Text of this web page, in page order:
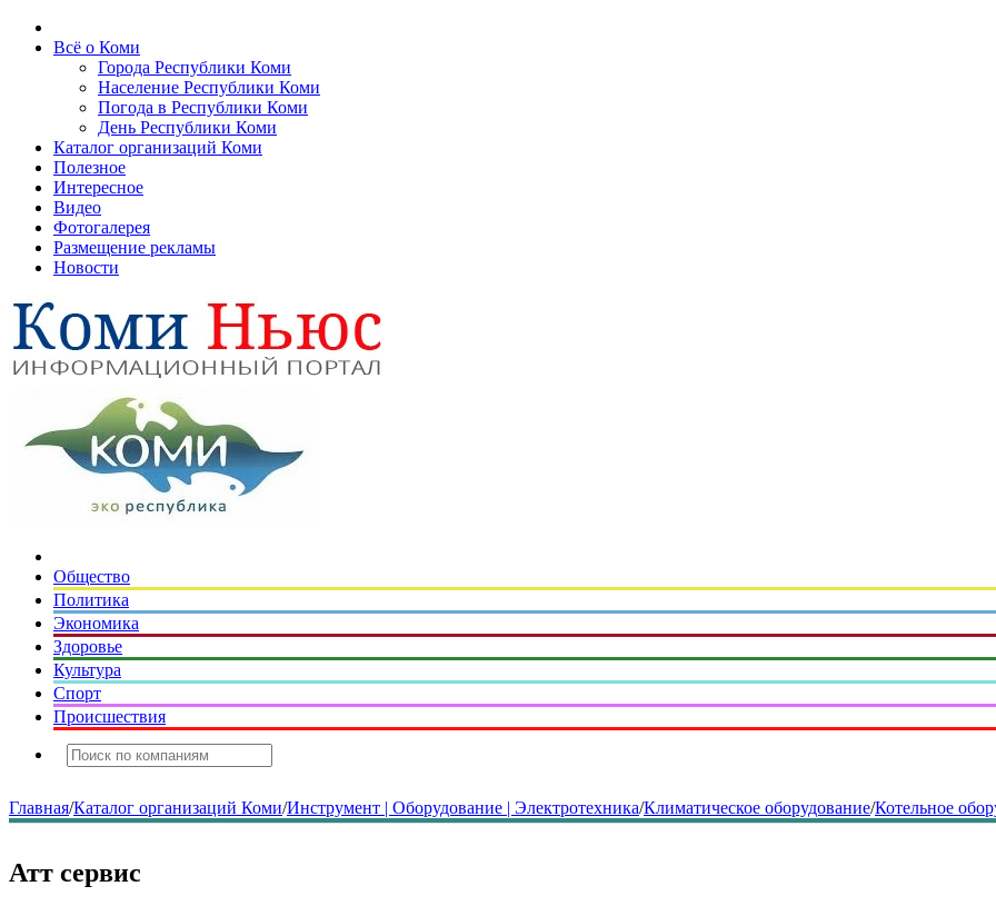
Всё о Коми
Города Республики Коми
Население Республики Коми
Погода в Республики Коми
День Республики Коми
Каталог организаций Коми
Полезное
Интересное
Видео
Фотогалерея
Размещение рекламы
Новости
Общество
Политика
Экономика
Здоровье
Культура
Спорт
Происшествия
Главная/Каталог организаций Коми/Инструмент | Оборудование | Электротехника/Климатическое оборудование/Котельное
Атт сервис